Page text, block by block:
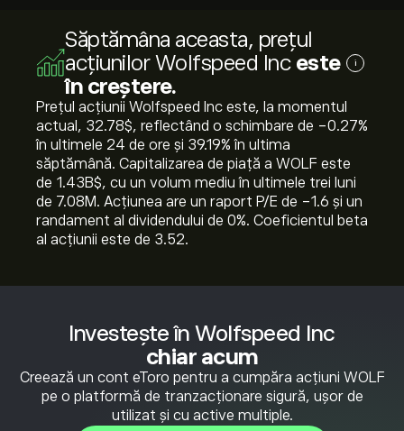
Investește în Wolfspeed Inc
chiar acum
Creează un cont eToro pentru a cumpăra acțiuni WOLF
pe o platformă de tranzacționare sigură, ușor de
utilizat și cu active multiple.
Săptămâna aceasta, prețul
acțiunilor Wolfspeed Inc este
în creștere.
i
Prețul acțiunii Wolfspeed Inc este, la momentul
actual, 32.78‎$‎, reflectând o schimbare de ‎-0.27‎%
în ultimele 24 de ore și ‎39.19‎% în ultima
săptămână. Capitalizarea de piață a WOLF este
de 1.43B‎$‎, cu un volum mediu în ultimele trei luni
de 7.08M. Acțiunea are un raport P/E de -1.6 și un
randament al dividendului de 0%. Coeficientul beta
al acțiunii este de 3.52.